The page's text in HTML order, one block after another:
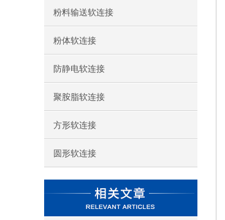
粉料输送软连接
粉体软连接
防静电软连接
聚胺脂软连接
方形软连接
圆形软连接